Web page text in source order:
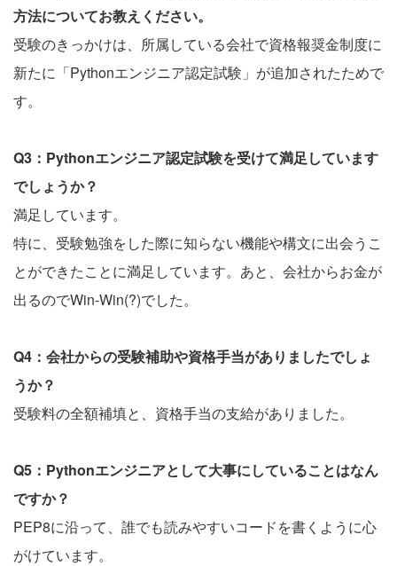
方法についてお教えください。
受験のきっかけは、所属している会社で資格報奨金制度に
新たに「Pythonエンジニア認定試験」が追加されたためで
す。
Q3：Pythonエンジニア認定試験を受けて満足しています
でしょうか？
満足しています。
特に、受験勉強をした際に知らない機能や構文に出会うこ
とができたことに満足しています。あと、会社からお金が
出るのでWin-Win(?)でした。
Q4：会社からの受験補助や資格手当がありましたでしょ
うか？
受験料の全額補填と、資格手当の支給がありました。
Q5：Pythonエンジニアとして大事にしていることはなん
ですか？
PEP8に沿って、誰でも読みやすいコードを書くように心
がけています。